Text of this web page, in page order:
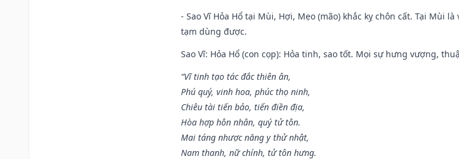
- Sao Vĩ Hỏa Hổ tại Mùi, Hợi, Mẹo (mão) khắc kỵ chôn cất. Tại Mùi
tạm dùng được.
Sao Vĩ: Hỏa Hổ (con cọp): Hỏa tinh, sao tốt. Mọi sự hưng vượng,
“Vĩ tinh tạo tác đắc thiên ân,
Phú quý, vinh hoa, phúc thọ ninh,
Chiêu tài tiến bảo, tiến điền địa,
Hòa hợp hôn nhân, quý tử tôn.
Mai táng nhược năng y thử nhật,
Nam thanh, nữ chính, tử tôn hưng.